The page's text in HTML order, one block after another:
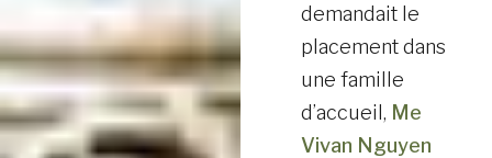
demandait le
placement dans
une famille
d’accueil, Me
Vivan Nguyen